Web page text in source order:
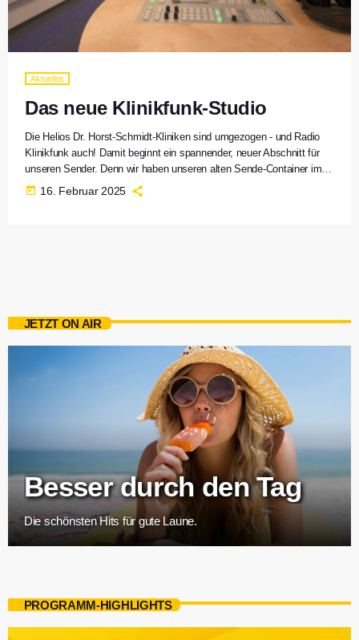
Aktuelles
Das neue Klinikfunk-Studio
Die Helios Dr. Horst-Schmidt-Kliniken sind umgezogen - und Radio
Klinikfunk auch! Damit beginnt ein spannender, neuer Abschnitt für
unseren Sender. Denn wir haben unseren alten Sende-Container im 5.
Stockwerk des Altbaus verlassen und sind in Räume des neuen
Gebäudes umzgezogen. So sieht's aus - unser neues Zuhause Foto:
today 16. Februar 2025
JETZT ON AIR
Besser durch den Tag
Die schönsten Hits für gute Laune.
PROGRAMM-HIGHLIGHTS